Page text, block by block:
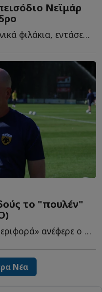
Νεϊμάρ
«Αποκλειστήκατε!» – Ειρωνικά φιλάκια, εντάσεις στη φ...
το "πουλέν"
«Δεν άξιζα αυτήν τη συμπεριφορά» ανέφερε ο ποδοσφαιριστής ε...
Νέα